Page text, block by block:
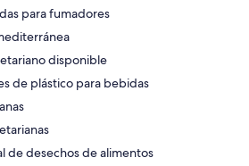
para fumadores
disponible
de plástico para bebidas
de desechos de alimentos